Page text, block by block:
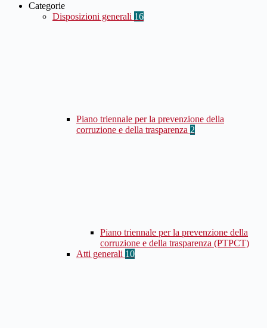
Categorie
Disposizioni generali 16
Piano triennale per la prevenzione della
corruzione e della trasparenza 2
Piano triennale per la prevenzione della
corruzione e della trasparenza (PTPCT)
Atti generali 10